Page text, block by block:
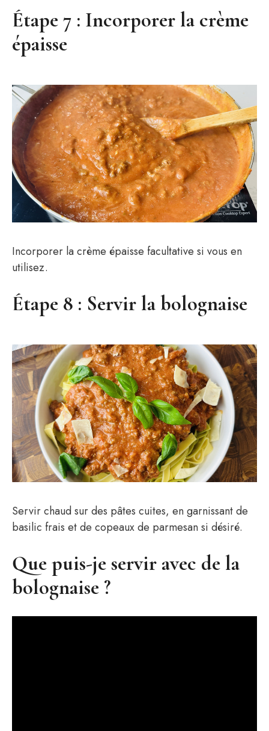
Étape 7 : Incorporer la crème
épaisse
Incorporer la crème épaisse facultative si vous en
utilisez.
Étape 8 : Servir la bolognaise
Servir chaud sur des pâtes cuites, en garnissant de
basilic frais et de copeaux de parmesan si désiré.
Que puis-je servir avec de la
bolognaise ?